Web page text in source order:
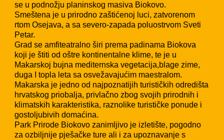
se u podnožju planinskog masiva Biokovo.
Smeštena je u prirodno zaštićenoj luci, zatvorenom
rtom Osejava, a sa severo-zapada poluostrvom Sveti
Petar.
Grad se amfiteatralno širi prema padinama Biokova
koji je štiti od oštre kontinentalne klime, te je u
Makarskoj bujna mediternska vegetacija,blage zime,
duga I topla leta sa osvežavajućim maestralom.
Makarska je jedno od najpoznatijih turističkih odredišta
hrvatskog priobalja, privlačno zbog svojih prirodnih i
klimatskih karakteristika, raznolike turističke ponude i
gostoljubivih domaćina.
Park Prirode Biokovo zanimljivo je izletište, pogodno
za ozbiljnije pješačke ture ali i za upoznavanje s